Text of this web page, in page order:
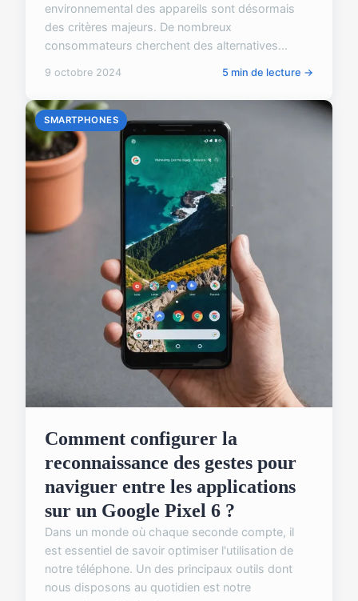
environnemental des appareils sont désormais
des critères majeurs. De nombreux
consommateurs cherchent des alternatives...
9 octobre 2024 5 min de lecture →
SMARTPHONES
Comment configurer la
reconnaissance des gestes pour
naviguer entre les applications
sur un Google Pixel 6 ?
Dans un monde où chaque seconde compte, il
est essentiel de savoir optimiser l'utilisation de
notre téléphone. Un des principaux outils dont
nous disposons au quotidien est notre